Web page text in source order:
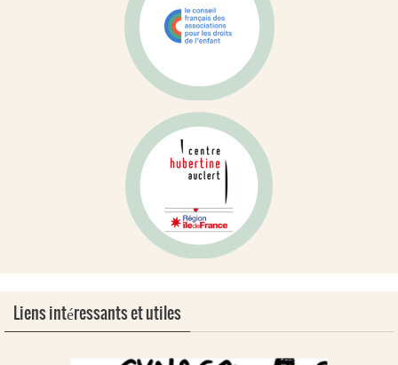
Liens intéressants et utiles